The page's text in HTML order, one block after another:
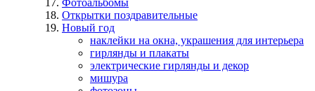
Фотоальбомы
Открытки поздравительные
Новый год
наклейки на окна, украшения для интерьера
гирлянды и плакаты
электрические гирлянды и декор
мишура